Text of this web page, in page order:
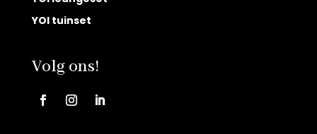
YOI tuinset
Volg ons!